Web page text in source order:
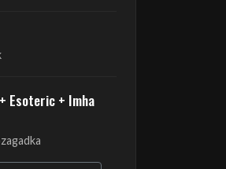
Andaluzja
+ Imha